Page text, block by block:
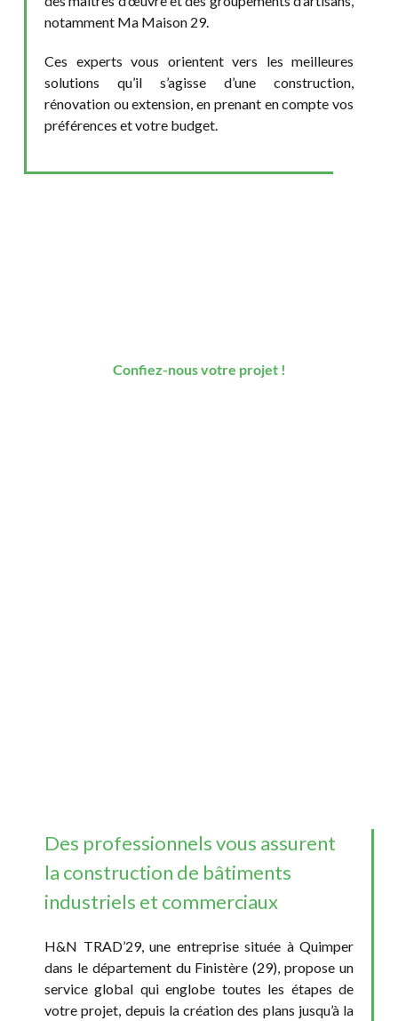
notamment Ma Maison 29.
Ces experts vous orientent vers les meilleures
solutions qu’il s’agisse d’une construction,
rénovation ou extension, en prenant en compte vos
préférences et votre budget.
Confiez-nous votre projet !
Des professionnels vous assurent
la construction de bâtiments
industriels et commerciaux
H&N TRAD’29, une entreprise située à Quimper
dans le département du Finistère (29), propose un
service global qui englobe toutes les étapes de
votre projet, depuis la création des plans jusqu’à la